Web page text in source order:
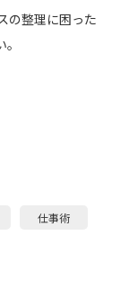
の整理に困った
仕事術